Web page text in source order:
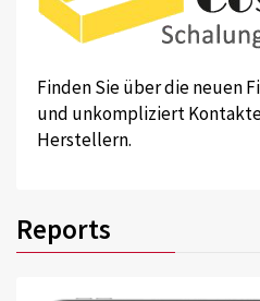
Finden Sie über die neuen
und unkompliziert
Herstellern.
Reports